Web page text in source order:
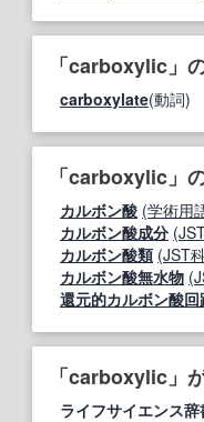
「carboxylic」
carboxylate(動詞)
「carboxylic」
カルボン酸 (学術用
カルボン酸成分
カルボン酸類 (JST
カルボン酸無水物
還元的カルボン酸回
「carboxylic」
ライフサイエンス辞